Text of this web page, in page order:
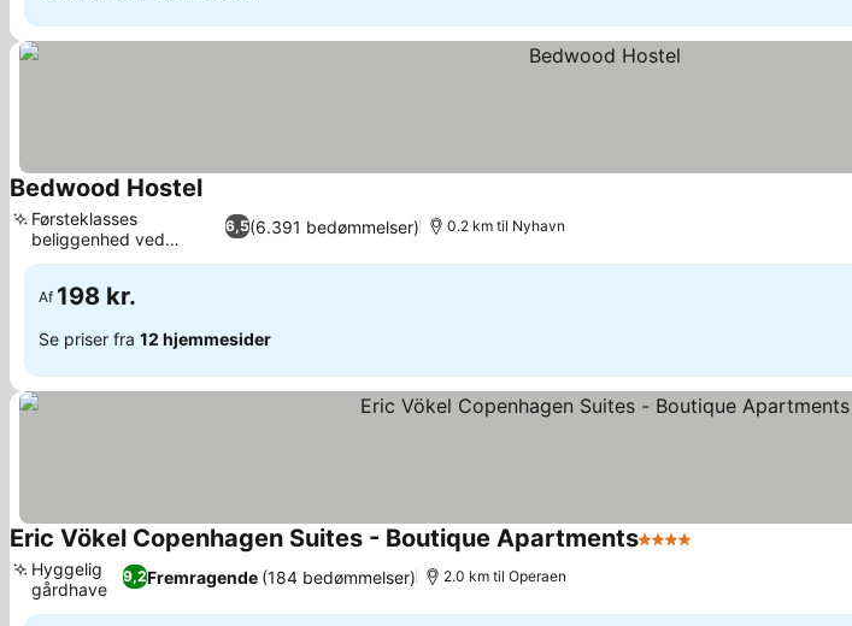
Bedwood Hostel
6,5(6.391 bedømmelser)
Førsteklasses
beliggenhed ved
Nyhavn
0.2 km til Nyhavn
Af 198 kr.
Se priser fra 12 hjemmesider
Eric Vökel Copenhagen Suites - Boutique Apartments4 Stjerner
9,2Fremragende (184 bedømmelser)
Hyggelig
gårdhave
2.0 km til Operaen